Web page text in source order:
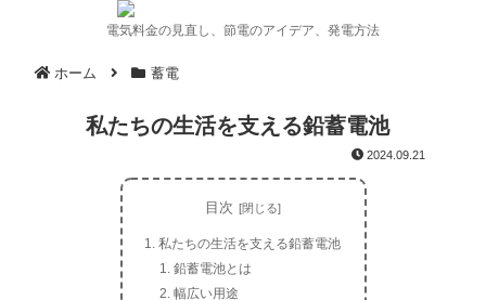
電気料金の見直し、節電のアイデア、発電方法
ホーム 蓄電
私たちの生活を支える鉛蓄電池
2024.09.21
目次
私たちの生活を支える鉛蓄電池
鉛蓄電池とは
幅広い用途